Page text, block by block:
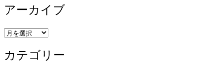
アーカイブ
ア
カ
イ
カテゴリー